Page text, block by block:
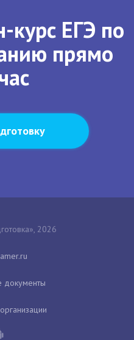
курс ЕГЭ по
прямо
2026
документы